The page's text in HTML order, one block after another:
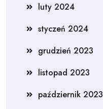
luty 2024
styczeń 2024
grudzień 2023
listopad 2023
październik 2023